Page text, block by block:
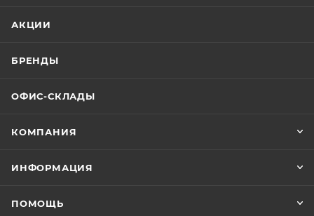
АКЦИИ
БРЕНДЫ
ОФИС-СКЛАДЫ
КОМПАНИЯ
ИНФОРМАЦИЯ
ПОМОЩЬ